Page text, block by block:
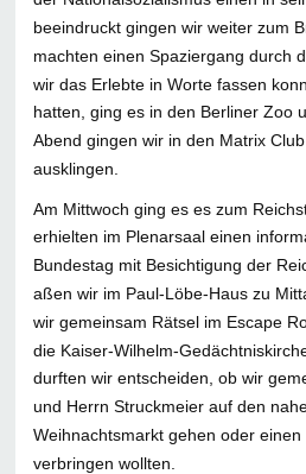
beeindruckt gingen wir weiter zum
machten einen Spaziergang durch
wir das Erlebte in Worte fassen
hatten, ging es in den Berliner Zoo
Abend gingen wir in den Matrix
ausklingen.
Am Mittwoch ging es es zum
erhielten im Plenarsaal einen
Bundestag mit Besichtigung der
aßen wir im Paul-Löbe-Haus zu
wir gemeinsam Rätsel im Escape
die Kaiser-Wilhelm-
durften wir entscheiden, ob wir
und Herrn Struckmeier auf den
Weihnachtsmarkt gehen oder
verbringen wollten.